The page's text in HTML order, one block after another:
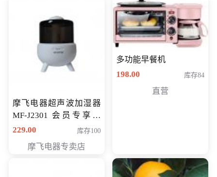
摩飞电器超声波加湿器
MF-J2301 会员专享价
168元
229.00 库存100
摩飞电器专卖店
多功能早餐机
198.00
库存84
直营